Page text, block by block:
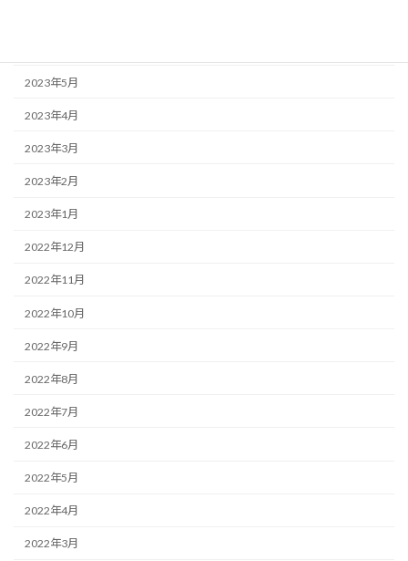
2023年5月
2023年4月
2023年3月
2023年2月
2023年1月
2022年12月
2022年11月
2022年10月
2022年9月
2022年8月
2022年7月
2022年6月
2022年5月
2022年4月
2022年3月